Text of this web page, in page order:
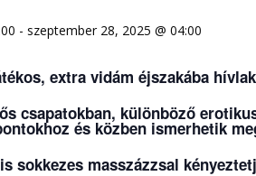
- szeptember 28, 2025 @ 04:00
extra vidám éjszakába
csapatokban, különböző
és közben ismerhetik
sokkezes masszázzsal